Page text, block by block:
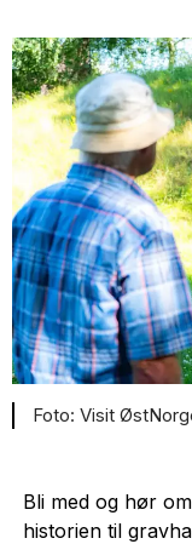
Visit
Bli med og hør
historien til